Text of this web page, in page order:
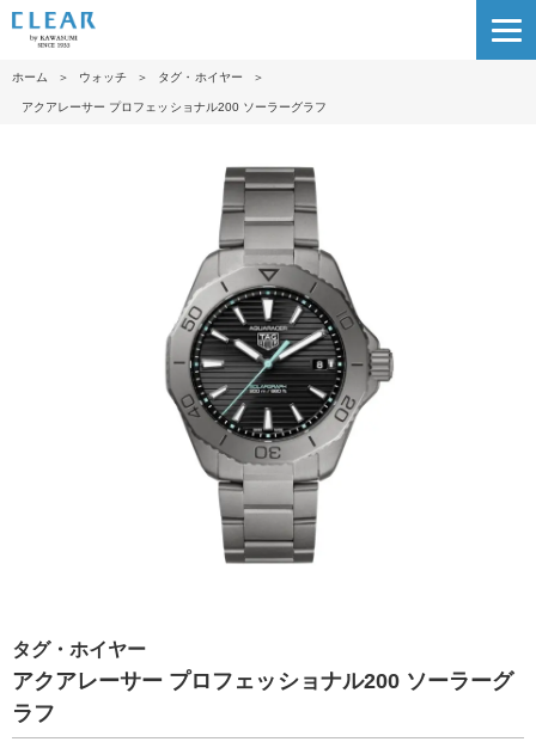
ホーム ＞ ウォッチ ＞ タグ・ホイヤー ＞
アクアレーサー プロフェッショナル200 ソーラーグラフ
タグ・ホイヤー
アクアレーサー プロフェッショナル200 ソーラーグ
ラフ